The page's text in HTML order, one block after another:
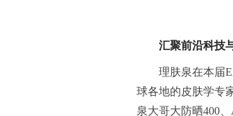
汇聚前沿科技
理肤泉在本届
球各地的皮肤学专
泉大哥大防晒400